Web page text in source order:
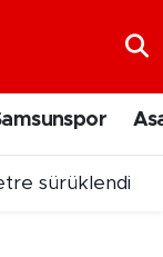
sürüklendi